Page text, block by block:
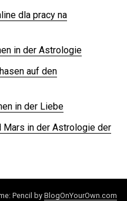
dla pracy na
in der Astrologie
auf den
in der Liebe
Mars in der Astrologie der
Pencil byBlogOnYourOwn.com